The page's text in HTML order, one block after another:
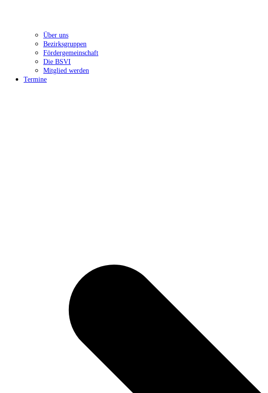
Über uns
Bezirksgruppen
Fördergemeinschaft
Die BSVI
Mitglied werden
Termine